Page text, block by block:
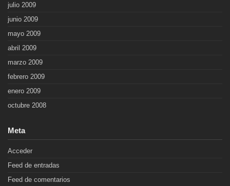
julio 2009
junio 2009
mayo 2009
abril 2009
marzo 2009
febrero 2009
enero 2009
octubre 2008
Meta
Acceder
Feed de entradas
Feed de comentarios